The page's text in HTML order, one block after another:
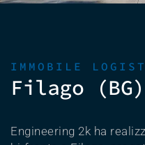
IMMOBILE
Filago
Engineering 2k ha